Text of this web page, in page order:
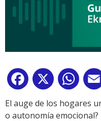
Facebook
X
El auge de los hogares
o autonomía